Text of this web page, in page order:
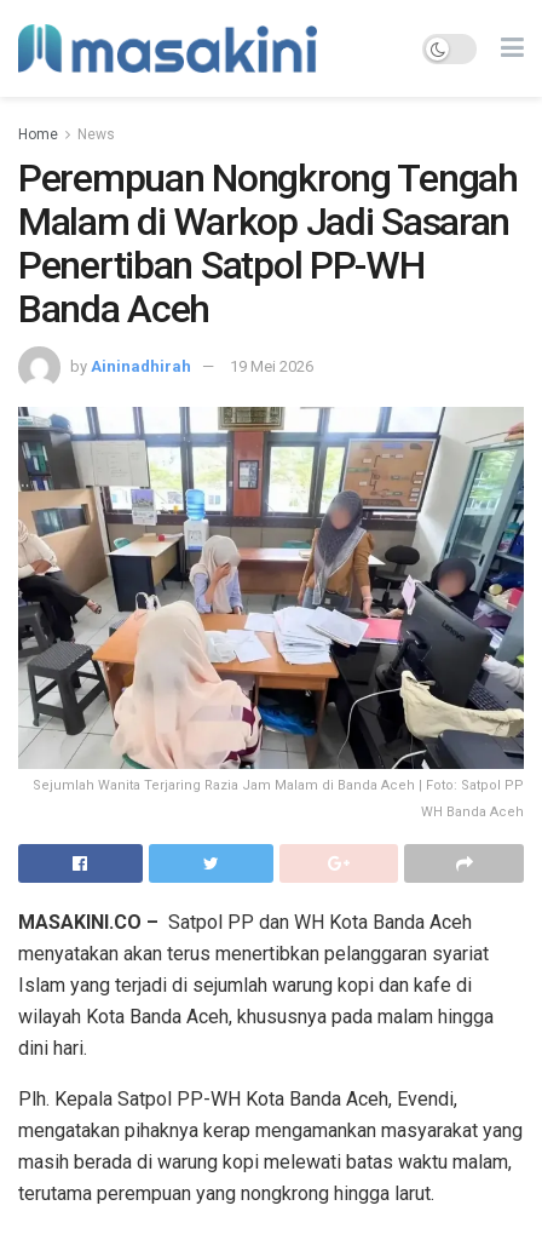
Home News
Perempuan Nongkrong Tengah
Malam di Warkop Jadi Sasaran
Penertiban Satpol PP-WH
Banda Aceh
by Aininadhirah 19 Mei 2026
Sejumlah Wanita Terjaring Razia Jam Malam di Banda Aceh | Foto: Satpol PP
WH Banda Aceh
MASAKINI.CO – Satpol PP dan WH Kota Banda Aceh
menyatakan akan terus menertibkan pelanggaran syariat
Islam yang terjadi di sejumlah warung kopi dan kafe di
wilayah Kota Banda Aceh, khususnya pada malam hingga
dini hari.
Plh. Kepala Satpol PP-WH Kota Banda Aceh, Evendi,
mengatakan pihaknya kerap mengamankan masyarakat yang
masih berada di warung kopi melewati batas waktu malam,
terutama perempuan yang nongkrong hingga larut.